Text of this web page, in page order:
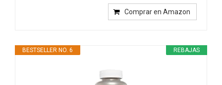
Comprar en Amazon
REBAJAS
BESTSELLER NO. 6